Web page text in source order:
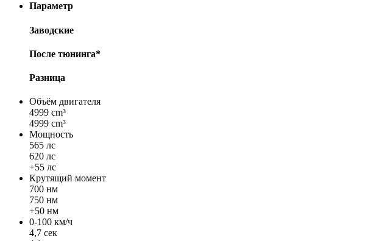
Параметр
Заводские
После тюнинга*
Разница
Объём двигателя
4999 cm³
4999 cm³
Мощность
565 лс
620 лс
+55 лс
Крутящий момент
700 нм
750 нм
+50 нм
0-100 км/ч
4,7 сек